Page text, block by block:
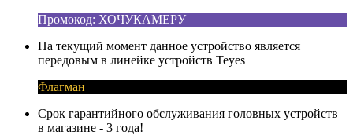
Промокод: ХОЧУКАМЕРУ
На текущий момент данное устройство является
передовым в линейке устройств Teyes
Флагман
Срок гарантийного обслуживания головных устройств
в магазине - 3 года!